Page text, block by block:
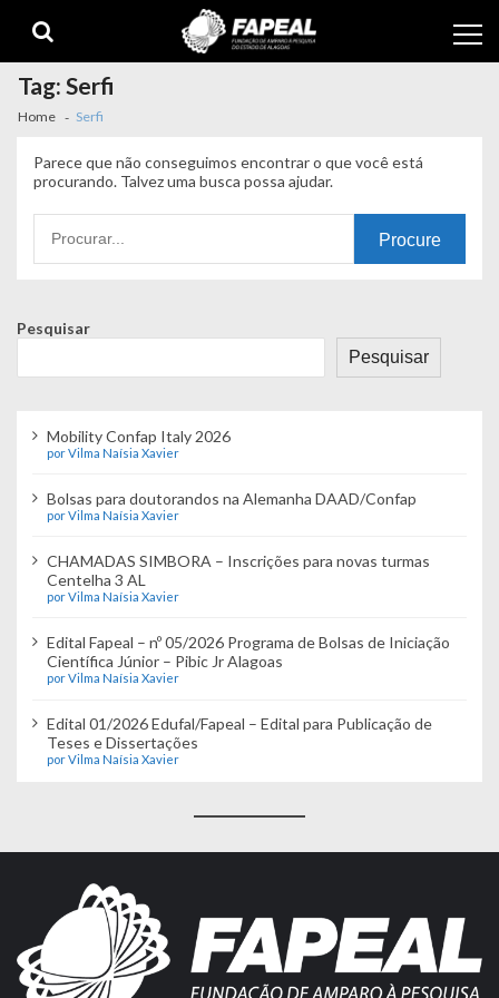
navigation
content
Tag:Serfi
Home Serfi
Parece que não conseguimos encontrar o que você está
procurando. Talvez uma busca possa ajudar.
por:
Pesquisar
Pesquisar
Mobility Confap Italy 2026
por Vilma Naísia Xavier
Bolsas para doutorandos na Alemanha DAAD/Confap
por Vilma Naísia Xavier
CHAMADAS SIMBORA – Inscrições para novas turmas
Centelha 3 AL
por Vilma Naísia Xavier
Edital Fapeal – nº 05/2026 Programa de Bolsas de Iniciação
Científica Júnior – Pibic Jr Alagoas
por Vilma Naísia Xavier
Edital 01/2026 Edufal/Fapeal – Edital para Publicação de
Teses e Dissertações
por Vilma Naísia Xavier